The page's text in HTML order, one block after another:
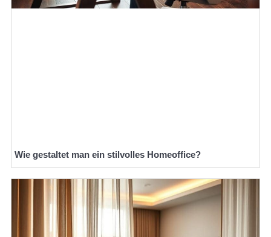
Wie gestaltet man ein stilvolles Homeoffice?